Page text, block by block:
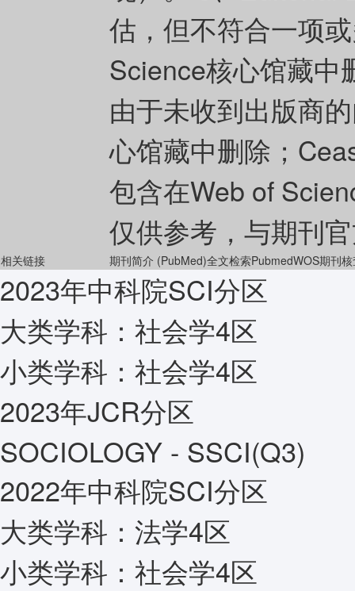
估，但不符合一项
Science核心馆藏中
由于未收到出版商
心馆藏中删除；
包含在Web of
仅供参考，与期刊
相关链接 期刊简介 (PubMed)全文检索PubmedWOS期刊
2023年中科院SCI分区
大类学科： 社会学4区
小类学科： 社会学4区
2023年JCR分区
SOCIOLOGY - SSCI(Q3)
2022年中科院SCI分区
大类学科： 法学4区
小类学科： 社会学4区